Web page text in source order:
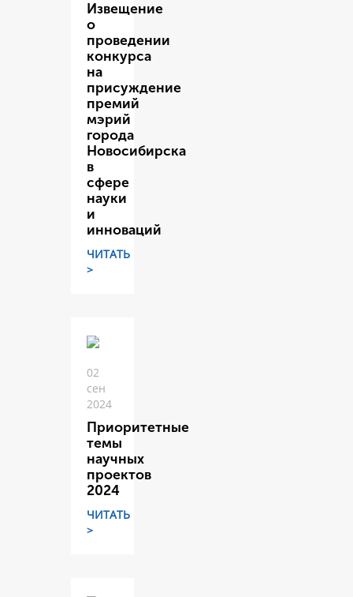
Извещение
о
проведении
конкурса
на
присуждение
премий
мэрий
города
Новосибирска
в
сфере
науки
и
инноваций
ЧИТАТЬ
>
02
сен
2024
Приоритетные
темы
научных
проектов
2024
ЧИТАТЬ
>